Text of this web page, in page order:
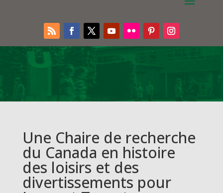
Une Chaire de recherche
du Canada en histoire
des loisirs et des
divertissements pour